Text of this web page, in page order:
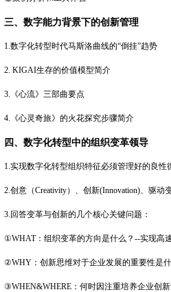
三、数字能力背景下的创新管理
1.数字化转型时代马斯洛曲线的“倒挂”趋势
2. KIGAI生存的价值模型简介
3.《心流》三部曲要点
4.《心灵奇旅》的火花探究步骤简介
四、数字化转型中的组织变革领导
1.实现数字化转型组织特征必须管理好的良性
2.创意（Creativity）、创新(Innovation)、驱动
3.回答变革与创新的几个核心关键问题：
①WHAT：组织变革的方向是什么？--实现高
②WHY：创新思维对于企业发展的重要性是
③WHEN&WHERE：何时因注重培养企业创